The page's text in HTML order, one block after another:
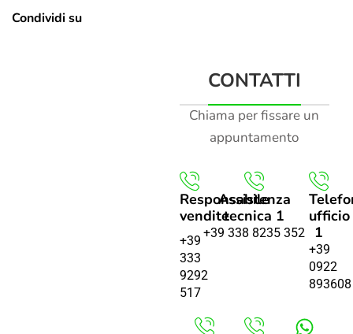
Condividi su
CONTATTI
Chiama per fissare un
appuntamento
Responsabile
vendite
+39
333
9292
517
Assistenza
tecnica 1
+39 338 8235 352
ufficio
1
+39
0922
893608